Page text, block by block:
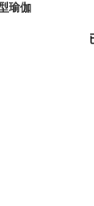
瑜伽